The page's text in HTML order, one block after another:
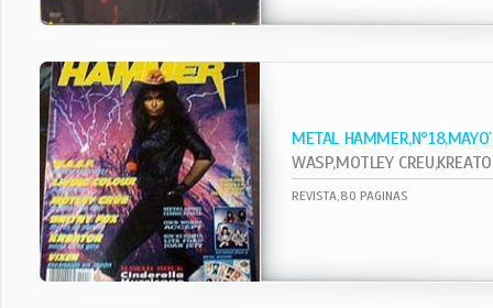
METAL
WASP,MOTLEY
REVISTA,80 PAGINAS